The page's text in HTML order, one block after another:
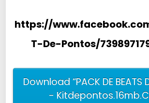
https://
T-De-Pontos/
Download “PACK DE BEATS
-